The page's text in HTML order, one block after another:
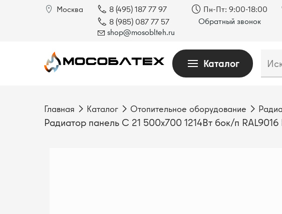
Москва
8 (495) 187 77 97
8 (985) 087 77 57
shop@mosoblteh.ru
Пн-Пт: 9:00-18:00
Обратный звонок
Каталог
Главная Каталог Отопительное оборудование
Радиатор панель С 21 500х700 1214Вт бок/п RAL9016